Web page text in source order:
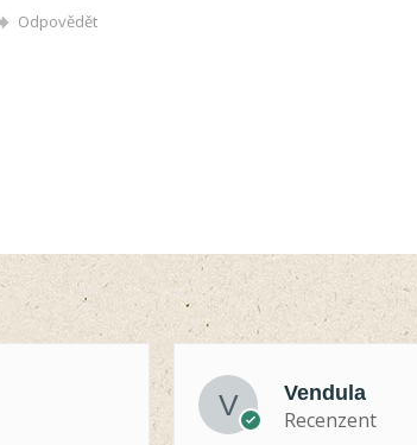
Odpovědět
Vendula
Recenzent